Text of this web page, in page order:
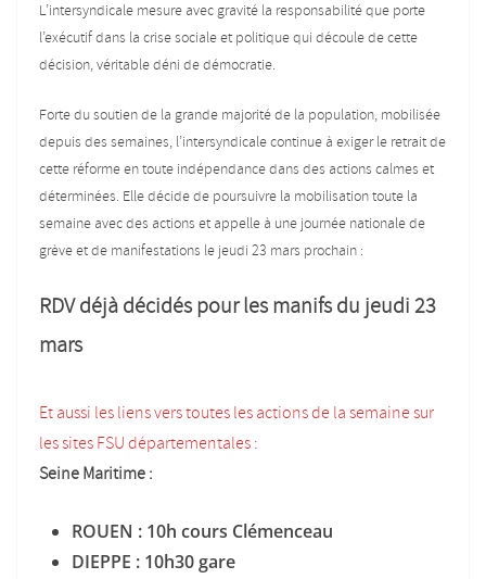
L’intersyndicale mesure avec gravité la responsabilité que porte
l’exécutif dans la crise sociale et politique qui découle de cette
décision, véritable déni de démocratie.
Forte du soutien de la grande majorité de la population, mobilisée
depuis des semaines, l’intersyndicale continue à exiger le retrait de
cette réforme en toute indépendance dans des actions calmes et
déterminées. Elle décide de poursuivre la mobilisation toute la
semaine avec des actions et appelle à une journée nationale de
grève et de manifestations le jeudi 23 mars prochain :
RDV déjà décidés pour les manifs du jeudi 23
mars
Et aussi les liens vers toutes les actions de la semaine sur
les sites FSU départementales :
Seine Maritime :
ROUEN : 10h cours Clémenceau
DIEPPE : 10h30 gare